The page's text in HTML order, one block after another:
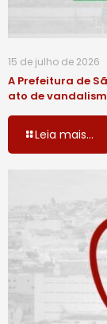
15 de julho de 2026
A Prefeitura de
ato de
Leia mais...